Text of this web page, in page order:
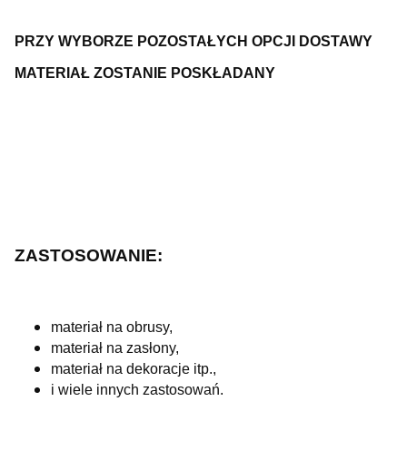
PRZY WYBORZE POZOSTAŁYCH OPCJI DOSTAWY
MATERIAŁ ZOSTANIE POSKŁADANY
ZASTOSOWANIE:
materiał na obrusy,
materiał na zasłony,
materiał na dekoracje itp.,
i wiele innych zastosowań.